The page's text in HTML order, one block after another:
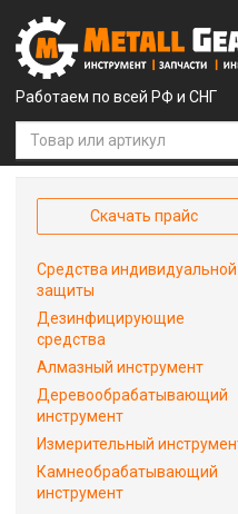
Работаем по всей РФ и СНГ
Скачать прайс
Средства индивидуальной
защиты
Дезинфицирующие
средства
Алмазный инструмент
Деревообрабатывающий
инструмент
Измерительный
Камнеобрабатывающий
инструмент